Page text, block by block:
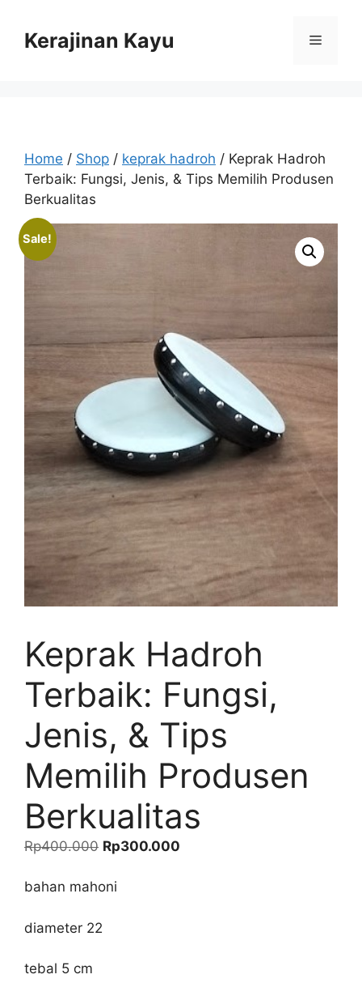
contentKerajinan Kayu Menu
Home / Shop / keprak hadroh / Keprak Hadroh
Terbaik: Fungsi, Jenis, & Tips Memilih Produsen
Berkualitas
Sale!
Keprak Hadroh
Terbaik: Fungsi,
Jenis, & Tips
Memilih Produsen
Berkualitas
Rp400.000 Original
was:
Rp300.000
bahan mahoni
diameter 22
tebal 5 cm